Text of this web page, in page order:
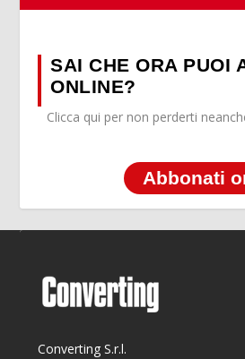
SAI CHE ORA PUOI
ONLINE?
Clicca qui per non perderti
Abbonati
Converting S.r.l.